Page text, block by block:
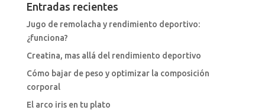
Entradas recientes
Jugo de remolacha y rendimiento deportivo:
¿funciona?
Creatina, mas allá del rendimiento deportivo
Cómo bajar de peso y optimizar la composición
corporal
El arco iris en tu plato